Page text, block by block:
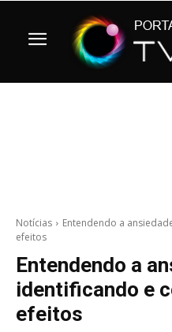
Notícias
Entendendo a
efeitos
Entendendo a
identificando e
efeitos